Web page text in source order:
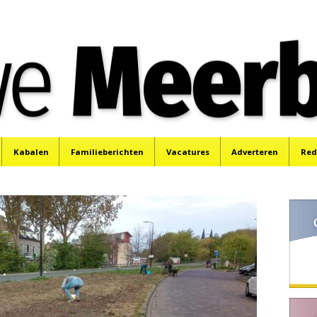
Kabalen Familieberichten Vacatures Adverteren